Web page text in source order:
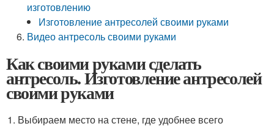
изготовлению
Изготовление антресолей своими руками
Видео антресоль своими руками
Как своими руками сделать
антресоль. Изготовление антресолей
своими руками
Выбираем место на стене, где удобнее всего